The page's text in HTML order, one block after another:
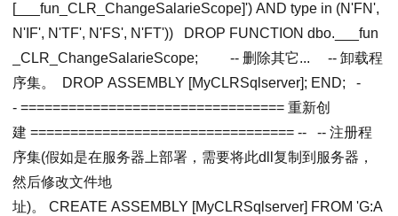
[___fun_CLR_ChangeSalarieScope]') AND type in (N'FN',
N'IF', N'TF', N'FS', N'FT')) DROP FUNCTION dbo.___fun
_CLR_ChangeSalarieScope;
-- 删除其它...
-- 卸载程
序集。
DROP ASSEMBLY [MyCLRSqlserver]; END;
-
- ================================= 重新创
建 ================================= --
-- 注册程
序集(假如是在服务器上部署，需要将此dll复制到服务器，
然后修改文件地
址)。
CREATE ASSEMBLY [MyCLRSqlserver] FROM 'G:A